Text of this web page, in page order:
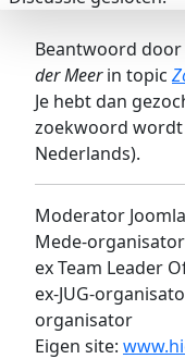
Beantwoord door
der Meerin topic
Je hebt dan
zoekwoord
Nederlands).
Moderator
Mede-
ex Team Leader
ex-JUG-
organisator
Eigen site: